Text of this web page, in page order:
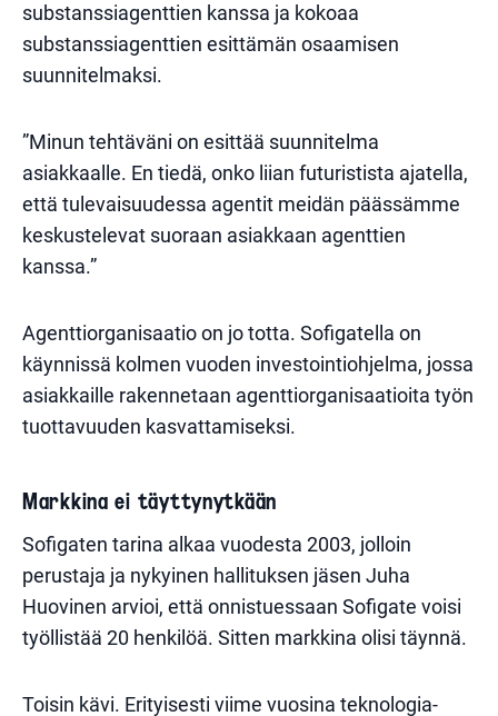
substanssiagenttien kanssa ja kokoaa
substanssiagenttien esittämän osaamisen
suunnitelmaksi.
”Minun tehtäväni on esittää suunnitelma
asiakkaalle. En tiedä, onko liian futuristista ajatella,
että tulevaisuudessa agentit meidän päässämme
keskustelevat suoraan asiakkaan agenttien
kanssa.”
Agenttiorganisaatio on jo totta. Sofigatella on
käynnissä kolmen vuoden investointiohjelma, jossa
asiakkaille rakennetaan agenttiorganisaatioita työn
tuottavuuden kasvattamiseksi.
Markkina ei täyttynytkään
Sofigaten tarina alkaa vuodesta 2003, jolloin
perustaja ja nykyinen hallituksen jäsen Juha
Huovinen arvioi, että onnistuessaan Sofigate voisi
työllistää 20 henkilöä. Sitten markkina olisi täynnä.
Toisin kävi. Erityisesti viime vuosina teknologia-